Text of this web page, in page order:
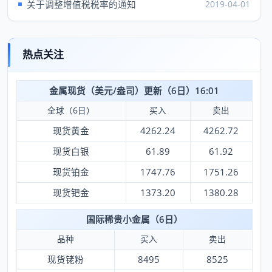
关于调整增值税税率的通知 2019-04-01
热点关注
金属现货（美元/盎司）更新（6日）16:01
全球（6日） 买入 卖出
现货黄金 4262.24
4262.72
现货白银
61.89
61.92
现货铂金
1747.76
1751.26
现货钯金
1373.20 1380.28
国际稀贵小金属（6日）
品种 买入 卖出
现货铑粉 8495 8525